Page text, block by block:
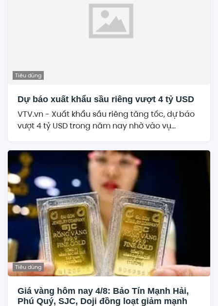
Tiêu dùng
Dự báo xuất khẩu sầu riêng vượt 4 tỷ USD
VTV.vn - Xuất khẩu sầu riêng tăng tốc, dự báo
vượt 4 tỷ USD trong năm nay nhờ vào vụ...
Tiêu dùng
Giá vàng hôm nay 4/8: Bảo Tín Mạnh Hải,
Phú Quý, SJC, Doji đồng loạt giảm mạnh